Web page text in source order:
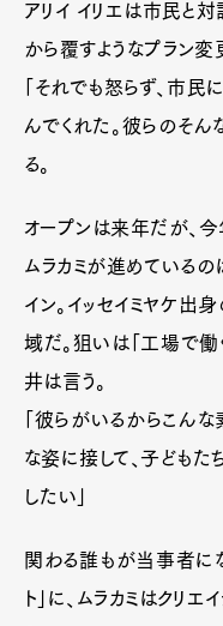
アリイ イリエは市民と
から覆すようなプラン変
「それでも怒らず、市民
んでくれた。彼らのそ
る。
オープンは来年だが、
ムラカミが進めている
イン。イッセイミヤケ出
域だ。狙いは「工場で
井は言う。
「彼らがいるからこん
な姿に接して、子ども
したい」
関わる誰もが当事者に
ト」に、ムラカミはクリ